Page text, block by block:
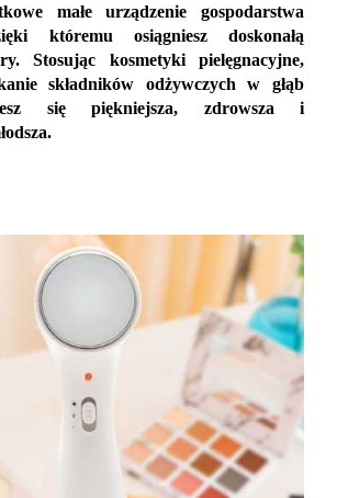
małe urządzenie gospodarstwa
któremu osiągniesz doskonałą
Stosując kosmetyki pielęgnacyjne,
składników odżywczych w głąb
się piękniejsza, zdrowsza i